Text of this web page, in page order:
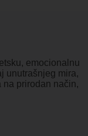
emocionalnu
unutrašnjeg mira,
prirodan način,